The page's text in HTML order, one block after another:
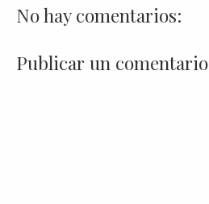
No hay comentarios:
Publicar un comentario